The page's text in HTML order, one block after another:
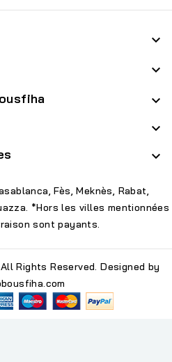





Fès, Meknès, Rabat,
*Hors les villes mentionnées
sont payants.
Rights Reserved. Designed by